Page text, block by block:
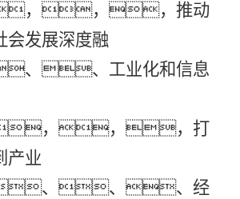
，，，推动
会发展深度融
、、工业化和信息
，，，打
产业
、、、经